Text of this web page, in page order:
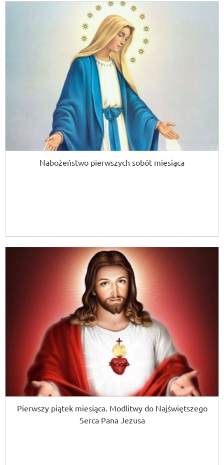
Nabożeństwo pierwszych sobót miesiąca
Pierwszy piątek miesiąca. Modlitwy do Najświętszego
Serca Pana Jezusa